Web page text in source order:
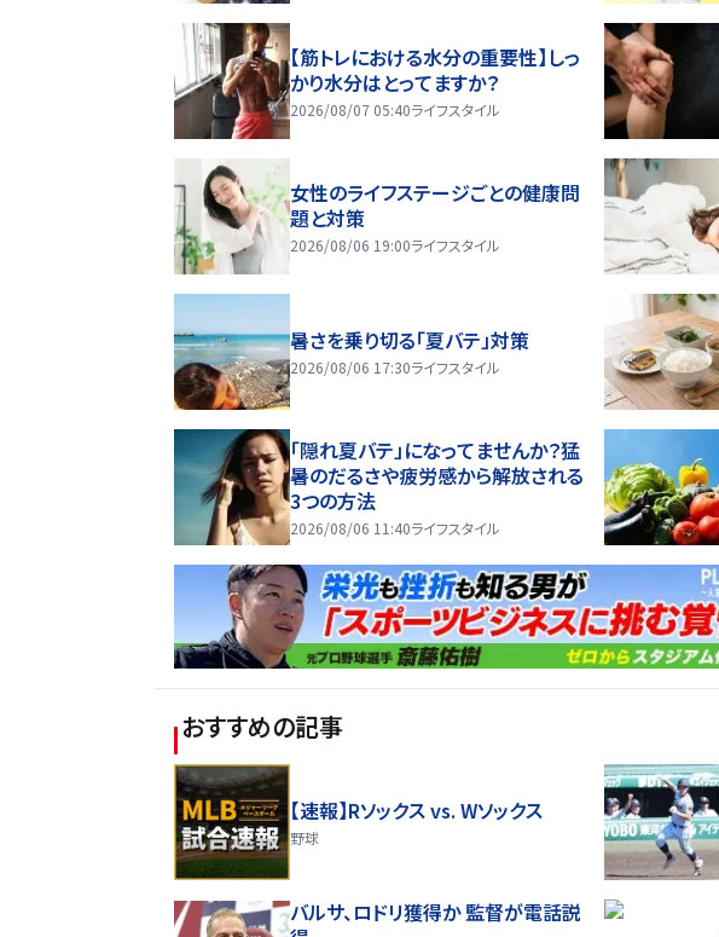
【筋トレにおける水分の重要性】しっ
かり水分はとってますか？
2026/08/07 05:40ライフスタイル
女性のライフステージごとの健康問
題と対策
2026/08/06 19:00ライフスタイル
暑さを乗り切る「夏バテ」対策
2026/08/06 17:30ライフスタイル
「隠れ夏バテ」になってませんか？猛
暑のだるさや疲労感から解放される
3つの方法
2026/08/06 11:40ライフスタイル
おすすめの記事
【速報】Rソックス vs. Wソックス
野球
バルサ、ロドリ獲得か 監督が電話説